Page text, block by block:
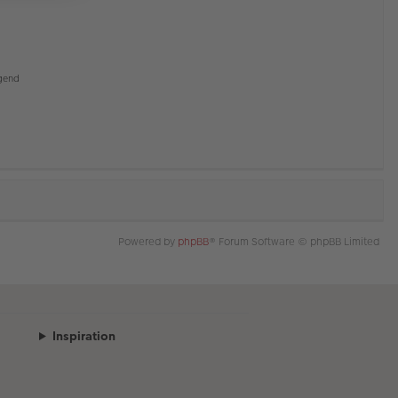
Powered by phpBB® Forum Software © phpBB Limited
Inspiration